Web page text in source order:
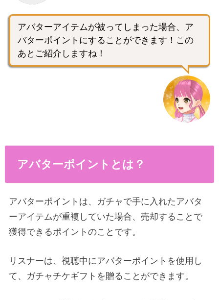
アバターアイテムが被ってしまった場合、ア
バターポイントにすることができます！この
あとご紹介しますね！
アバターポイントとは？
アバターポイントは、ガチャで手に入れたアバタ
ーアイテムが重複していた場合、売却することで
獲得できるポイントのことです。
リスナーは、視聴中にアバターポイントを使用し
て、ガチャチケギフトを贈ることができます。